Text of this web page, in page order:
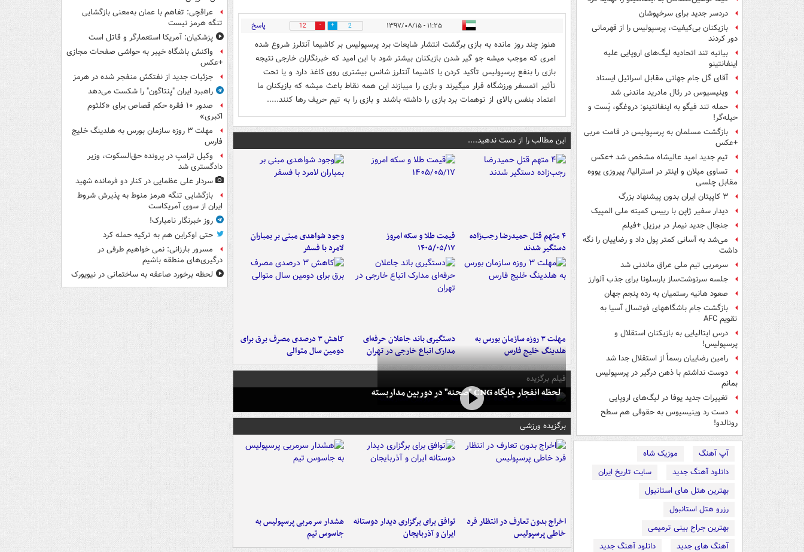
دردسر جدید برای سرخپوشان
بازیکنان بی‌کیفیت، پرسپولیس را از قهرمانی
دور کردند
بیانیه تند اتحادیه لیگ‌های اروپایی علیه
اینفانتینو
آقای گل جام جهانی مقابل اسرائیل ایستاد
وینیسیوس در رئال مادرید ماندنی شد
حمله تند فیگو به اینفانتینو: دروغگو، پَست‌ و
حیله‌گر!
بازگشت مسلمان به پرسپولیس در قامت مربی
+عکس
تیم جدید امید عالیشاه مشخص شد +عکس
تساوی میلان و اینتر در استرالیا/ پیروزی یووه
مقابل چلسی
۳ کاپیتان ایران بدون پیشنهاد بزرگ
دیدار سفیر ژاپن با رییس کمیته ملی المپیک
جنجال جدید نیمار در برزیل +فیلم
می‌شد به آسانی کمتر پول داد و رضاییان را نگه
داشت
سرمربی تیم ملی عراق ماندنی شد
جلسه سرنوشت‌ساز بارسلونا برای جذب آلوارز
صعود هانیه رستمیان به رده پنجم جهان
بازگشت جام باشگاههای فوتسال آسیا به
تقویم AFC
درس ایتالیایی‌ به بازیکنان استقلال و
پرسپولیس!
رامین رضاییان رسماً از استقلال جدا شد
دوست نداشتم با ذهن درگیر در پرسپولیس
بمانم
تغییرات جدید یوفا در لیگ‌های اروپایی
دست رد وینیسیوس به حقوقی هم سطح
رونالدو!
آپ آهنگ
موزیک شاه
دانلود آهنگ جدید
سایت تاریخ ایران
بهترین هتل های استانبول
رزرو هتل استانبول
بهترین جراح بینی ترمیمی
آهنگ های جدید
دانلود آهنگ جدید
۱۱:۲۵ - ۱۳۹۷/۰۸/۱۵ 2
12 پاسخ
هنوز چند روز مانده به بازی برگشت انتشار شایعات برد پرسپولیس بر کاشیما آنتلرز شروع شده
امری که موجب میشه جو گیر شدن بازیکنان بیشتر شود با این امید که خبرنگاران خارجی نتیجه
بازی را بنفع پرسپولیس تأکید کردن یا کاشیما آنتلرز شانس بیشتری روی کاغذ دارد و یا تحت
تأثیر اتمسفر ورزشگاه قرار میگیرند و بازی را میبازند این همه نقاط باعث میشه که بازیکنان ما
اعتماد بنفس بالای از توهمات برد بازی را داشته باشند و بازی را به تیم حریف رها کنند.....
این مطالب را از دست ندهید....
۴ متهم قتل حمیدرضا رجب‌زاده
دستگیر شدند
قیمت طلا و سکه امروز
۱۴۰۵/۰۵/۱۷
وجود شواهدی مبنی بر بمباران
لامرد با فسفر
مهلت ۳ روزه سازمان بورس به
هلدینگ خلیج فارس
دستگیری باند جاعلان حرفه‌ای
مدارک اتباع خارجی در تهران
کاهش ۳ درصدی مصرف برق برای
دومین سال متوالی
فیلم برگزیده
لحظه انفجار جایگاه CNG "صحنه" در دوربین مداربسته
برگزیده ورزشی
اخراج بدون تعارف در انتظار فرد
خاطی پرسپولیس
توافق برای برگزاری دیدار دوستانه
ایران و آذربایجان
هشدار سرمربی پرسپولیس به
جاسوس تیم
عراقچی: تفاهم با عمان به‌معنی بازگشایی
تنگه هرمز نیست
پزشکیان: آمریکا استعمارگر و قاتل است
واکنش باشگاه خیبر به حواشی صفحات مجازی
+عکس
جزئیات جدید از نفتکش منفجر شده در هرمز
راهبرد ایران "پنتاگون" را شکست می‌دهد
صدور ۱۰ فقره حکم قصاص برای «کلثوم
اکبری»
مهلت ۳ روزه سازمان بورس به هلدینگ خلیج
فارس
وکیل ترامپ در پرونده حق‌السکوت، وزیر
دادگستری شد
سردار علی عظمایی در کنار دو فرمانده شهید
بازگشایی تنگه هرمز منوط به پذیرش شروط
ایران از سوی آمریکاست
روز خبرنگار نامبارک!
حتی اوکراین هم به ترکیه حمله کرد
مسرور بارزانی: نمی خواهیم طرفی در
درگیری‌های منطقه باشیم
لحظه برخورد صاعقه به ساختمانی در نیویورک